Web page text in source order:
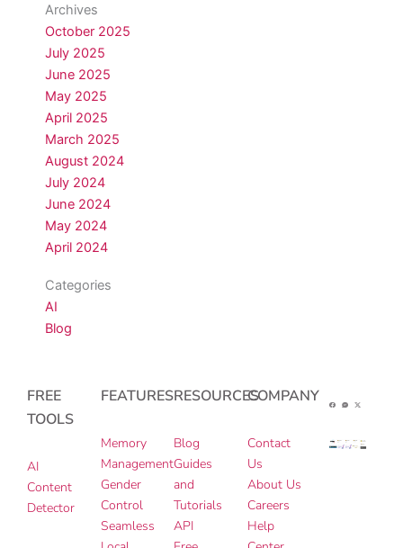
Archives
October 2025
July 2025
June 2025
May 2025
April 2025
March 2025
August 2024
July 2024
June 2024
May 2024
April 2024
Categories
AI
Blog
FREE
TOOLS
AI
Content
Detector
FEATURES
Memory
Management
Gender
Control
Seamless
RESOURCES
Blog
Guides
and
Tutorials
API
COMPANY
Contact
Us
About Us
Careers
Help